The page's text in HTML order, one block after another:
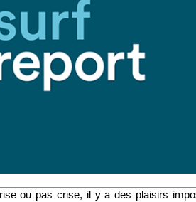
ou pas crise, il y a des plaisirs